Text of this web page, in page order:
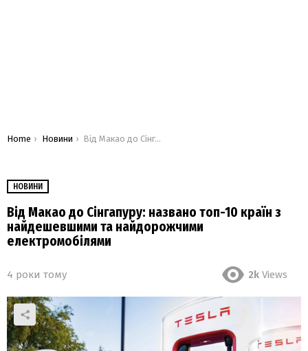
You are here:
Home Новини Від Макао до Сінгапуру: названо топ-10 країн з найдешевшими та найдорожчими електромобілями
НОВИНИ
Від Макао до Сінгапуру: названо топ-10 країн з
найдешевшими та найдорожчими
електромобілями
4 роки тому 2k Views